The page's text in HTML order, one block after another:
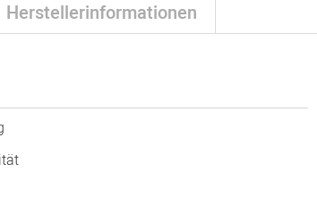
Herstellerinformationen